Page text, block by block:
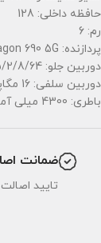
حافظه داخلی: 128
رم: 6
پردازنده: Snapdragon 690 5G
دوربین جلو: 5/2/8/64 مگاپیکسل
دوربین سلفی: 16 مگاپیکسل
باطری: 4300 میلی آمپر
ضمانت
تایید